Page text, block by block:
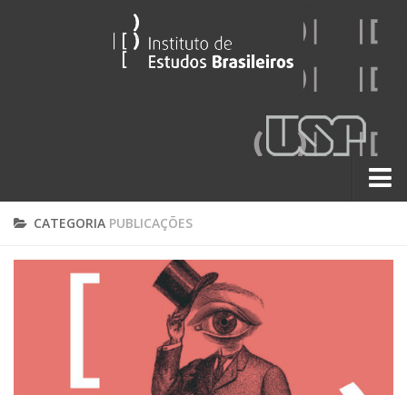
Sobre
A História do IEB
CATEGORIA PUBLICAÇÕES